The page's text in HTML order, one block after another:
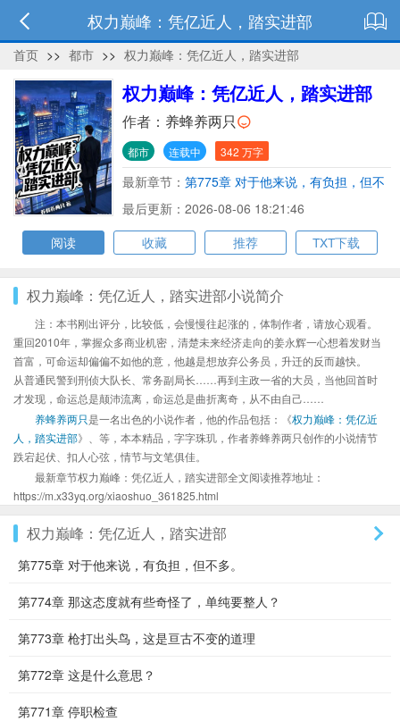
权力巅峰：凭亿近人，踏实进部
首页 >> 都市 >> 权力巅峰：凭亿近人，踏实进部
权力巅峰：凭亿近人，踏实进部
作者： 养蜂养两只
都市 连载中 342 万字
最新章节： 第775章 对于他来说，有负担，但不
多。
最后更新：2026-08-06 18:21:46
阅读
收藏 推荐 TXT下载
权力巅峰：凭亿近人，踏实进部小说简介
注：本书刚出评分，比较低，会慢慢往起涨的，体制作者，请放心观看。
重回2010年，掌握众多商业机密，清楚未来经济走向的姜永辉一心想着发财当
首富，可命运却偏偏不如他的意，他越是想放弃公务员，升迁的反而越快。
从普通民警到刑侦大队长、常务副局长……再到主政一省的大员，当他回首时
才发现，命运总是颠沛流离，命运总是曲折离奇，从不由自己……
养蜂养两只是一名出色的小说作者，他的作品包括：《权力巅峰：凭亿近
人，踏实进部》、等，本本精品，字字珠玑，作者养蜂养两只创作的小说情节
跌宕起伏、扣人心弦，情节与文笔俱佳。
最新章节权力巅峰：凭亿近人，踏实进部全文阅读推荐地址：
https://m.x33yq.org/xiaoshuo_361825.html
权力巅峰：凭亿近人，踏实进部
第775章 对于他来说，有负担，但不多。
第774章 那这态度就有些奇怪了，单纯要整人？
第773章 枪打出头鸟，这是亘古不变的道理
第772章 这是什么意思？
第771章 停职检查